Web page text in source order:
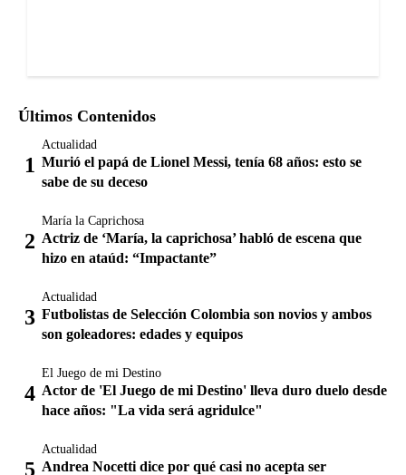
Últimos Contenidos
Actualidad
Murió el papá de Lionel Messi, tenía 68 años: esto se
sabe de su deceso
María la Caprichosa
Actriz de ‘María, la caprichosa’ habló de escena que
hizo en ataúd: “Impactante”
Actualidad
Futbolistas de Selección Colombia son novios y ambos
son goleadores: edades y equipos
El Juego de mi Destino
Actor de 'El Juego de mi Destino' lleva duro duelo desde
hace años: "La vida será agridulce"
Actualidad
Andrea Nocetti dice por qué casi no acepta ser